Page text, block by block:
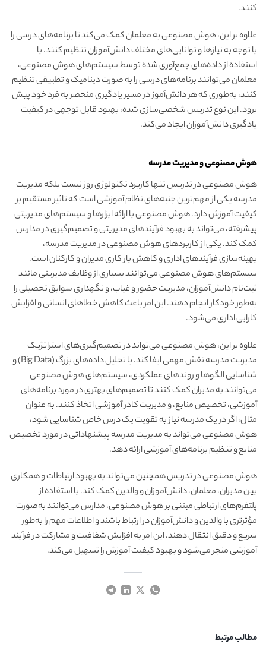
کنند.
علاوه بر این، هوش مصنوعی به معلمان کمک می‌کند تا برنامه‌های درسی را
با توجه به نیازها و توانایی‌های مختلف دانش‌آموزان تنظیم کنند. با
استفاده از داده‌های جمع‌آوری شده توسط سیستم‌های هوش مصنوعی،
معلمان می‌توانند برنامه‌های درسی را به صورت دینامیک و تطبیقی تنظیم
کنند، به‌طوری که هر دانش‌آموز در مسیر یادگیری منحصر به فرد خود پیش
برود. این نوع تدریس شخصی‌سازی شده، بهبود قابل توجهی در کیفیت
یادگیری دانش‌آموزان ایجاد می‌کند.
هوش مصنوعی و مدیریت مدرسه
هوش مصنوعی در تدریس تنها کاربرد تکنولوژی روز نیست بلکه مدیریت
مدرسه یکی از مهم‌ترین جنبه‌های نظام آموزشی است که تاثیر مستقیم بر
کیفیت آموزش دارد. هوش مصنوعی با ارائه ابزارها و سیستم‌های مدیریتی
پیشرفته، می‌تواند به بهبود فرآیندهای مدیریتی و تصمیم‌گیری در مدارس
کمک کند. یکی از کاربردهای هوش مصنوعی در مدیریت مدرسه،
بهینه‌سازی فرآیندهای اداری و کاهش بار کاری مدیران و کارکنان است.
سیستم‌های هوش مصنوعی می‌توانند بسیاری از وظایف مدیریتی مانند
ثبت‌نام دانش‌آموزان، مدیریت حضور و غیاب، و نگهداری سوابق تحصیلی را
به‌طور خودکار انجام دهند. این امر باعث کاهش خطاهای انسانی و افزایش
کارایی اداری می‌شود.
علاوه بر این، هوش مصنوعی می‌تواند در تصمیم‌گیری‌های استراتژیک
مدیریت مدرسه نقش مهمی ایفا کند. با تحلیل داده‌های بزرگ (Big Data) و
شناسایی الگوها و روندهای عملکردی، سیستم‌های هوش مصنوعی
می‌توانند به مدیران کمک کنند تا تصمیم‌های بهتری در مورد برنامه‌های
آموزشی، تخصیص منابع، و مدیریت کادر آموزشی اتخاذ کنند. به عنوان
مثال، اگر در یک مدرسه نیاز به تقویت یک درس خاص شناسایی شود،
هوش مصنوعی می‌تواند به مدیریت مدرسه پیشنهاداتی در مورد تخصیص
منابع و تنظیم برنامه‌های آموزشی ارائه دهد.
هوش مصنوعی در تدریس همچنین می‌تواند به بهبود ارتباطات و همکاری
بین مدیران، معلمان، دانش‌آموزان و والدین کمک کند. با استفاده از
پلتفرم‌های ارتباطی مبتنی بر هوش مصنوعی، مدارس می‌توانند به‌صورت
مؤثرتری با والدین و دانش‌آموزان در ارتباط باشند و اطلاعات مهم را به‌طور
سریع و دقیق انتقال دهند. این امر به افزایش شفافیت و مشارکت در فرآیند
آموزشی منجر می‌شود و بهبود کیفیت آموزش را تسهیل می‌کند.
مطالب مرتبط